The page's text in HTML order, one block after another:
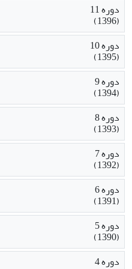
دوره 11
(1396)
دوره 10
(1395)
دوره 9
(1394)
دوره 8
(1393)
دوره 7
(1392)
دوره 6
(1391)
دوره 5
(1390)
دوره 4